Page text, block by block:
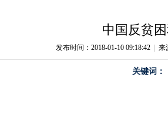
中国反贫
发布时间：2018-01-10 09:18:42| 来
关键词：